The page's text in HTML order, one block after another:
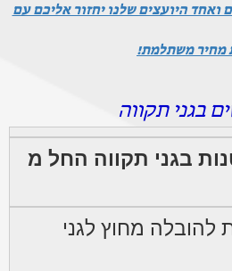
ואחד היועצים שלנו יחזור אליכם עם
מחיר משתלמת!
בגני תקווה
בגני תקווה החל מ
תוספת להובלה מחוץ לגני